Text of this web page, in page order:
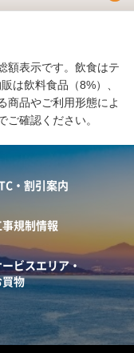
額表示です。飲食はテ
は飲料食品（8%）、
商品やご利用形態によ
確認ください。
・割引案内
規制情報
ビスエリア・
物